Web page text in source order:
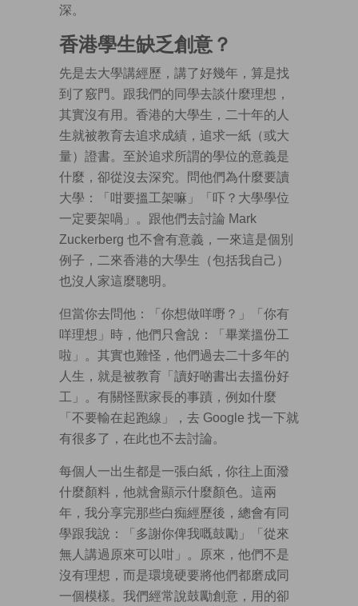
深。
香港學生缺乏創意？
先是去大學講經歷，講了好幾年，算是找
到了竅門。跟我們的同學去談什麼理想，
其實沒有用。香港的大學生，二十年的人
生就被教育去追求成績，追求一紙（或大
量）證書。至於追求所謂的學位的意義是
什麼，卻從沒去深究。問他們為什麼要讀
大學：「咁要搵工架嘛」「吓？大學學位
一定要架喎」。跟他們去討論 Mark
Zuckerberg 也不會有意義，一來這是個別
例子，二來香港的大學生（包括我自己）
也沒人家這麼聰明。
但當你去問他：「你想做咩嘢？」「你有
咩理想」時，他們只會說：「畢業搵份工
啦」。其實也難怪，他們過去二十多年的
人生，就是被教育「讀好啲書出去搵份好
工」。有關怪獸家長的事蹟，例如什麼
「不要輸在起跑線」，去 Google 找一下就
有很多了，在此也不去討論。
每個人一出生都是一張白紙，你往上面潑
什麼顏料，他就會顯示什麼顏色。這兩
年，我分享完那些白痴經歷後，總會有同
學跟我說：「多謝你俾我嘅鼓勵」「從來
無人講過原來可以咁」。原來，他們不是
沒有理想，而是環境硬要將他們都磨成同
一個模樣。我們經常說鼓勵創意，用的卻